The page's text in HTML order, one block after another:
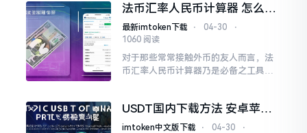
法币汇率人民币计算器 怎么查
实时汇率最准
最新imtoken下载 ⋅ 04-30
⋅
1060 阅读
对于那些常常接触外币的友人而言，法
币汇率人民币计算器乃是必备之工具。
美元、一欧元能够兑换多少人民币
USDT国内下载方法 安卓苹果
手机实用指南
imtoken中文版下载 ⋅ 04-30
⋅